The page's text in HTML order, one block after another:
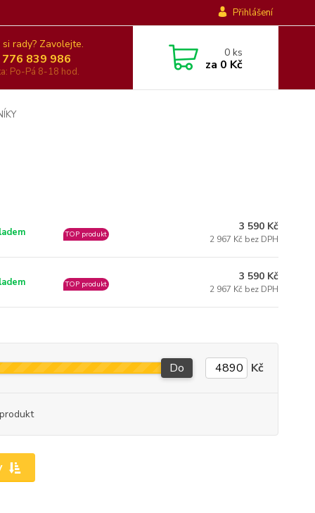
Přihlášení
rady? Zavolejte.
839 986
Po-Pá 8-18 hod.
0ks
za 0 Kč
TOP produkt
3 590 Kč
2 967 Kč bez DPH
TOP produkt
3 590 Kč
2 967 Kč bez DPH
Do Kč